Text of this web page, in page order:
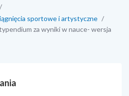
sportowe i artystyczne
za wyniki w nauce- wersja